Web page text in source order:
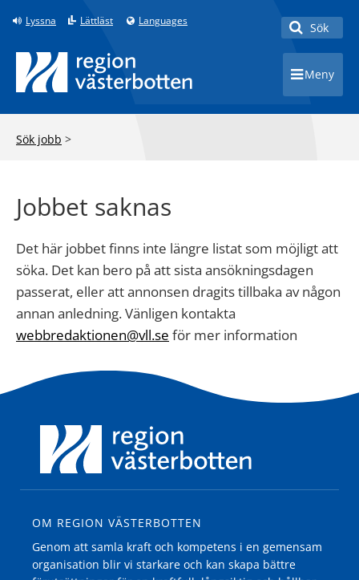
Lyssna Lättläst Languages
Toggle
Sök
Toggle
Meny
Sök jobb >
Jobbet saknas
Det här jobbet finns inte längre listat som möjligt att
söka. Det kan bero på att sista ansökningsdagen
passerat, eller att annonsen dragits tillbaka av någon
annan anledning. Vänligen kontakta
webbredaktionen@vll.se för mer information
OM REGION VÄSTERBOTTEN
Genom att samla kraft och kompetens i en gemensam
organisation blir vi starkare och kan skapa bättre